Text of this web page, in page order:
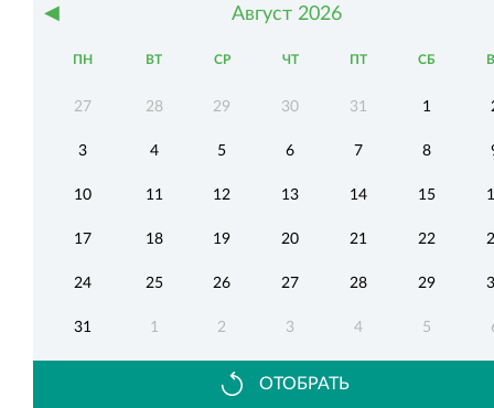
◀ Август 2026
ПН ВТ СР ЧТ ПТ СБ
27 28 29 30 31 1
3 4 5 6 7 8
10 11 12 13 14 15
17 18 19 20 21 22
24 25 26 27 28 29
31 1 2 3 4 5
ОТОБРАТЬ